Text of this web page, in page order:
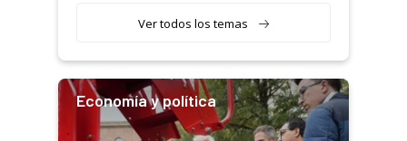
Ver todos los temas
Economía y política